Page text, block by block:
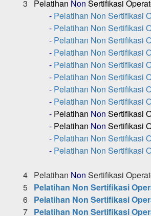
3
Pelatihan Non Sertifikasi
- Pelatihan Non Sertifikasi
- Pelatihan Non Sertifikasi
- Pelatihan Non Sertifikasi
- Pelatihan Non Sertifikasi
- Pelatihan Non Sertifikasi
- Pelatihan Non Sertifikasi
- Pelatihan Non Sertifikasi
- Pelatihan Non Sertifikasi
- Pelatihan Non Sertifikasi
- Pelatihan Non Sertifikasi
- Pelatihan Non Sertifikasi
- Pelatihan Non Sertifikasi
4 Pelatihan Non Sertifikasi
5 Pelatihan Non Sertifikasi
6 Pelatihan Non Sertifikasi
7 Pelatihan Non Sertifikasi